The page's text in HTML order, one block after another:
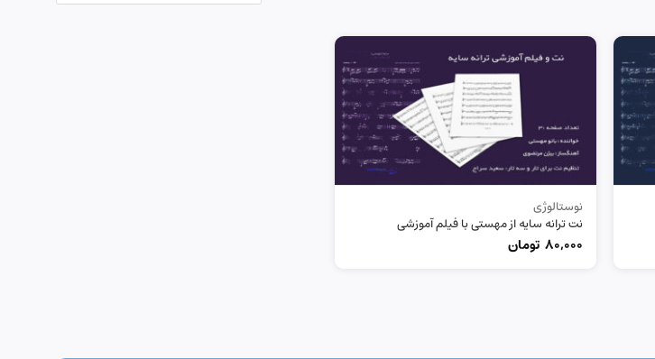
نوستالوژی
نت ترانه سایه از مهستی با فیلم آموزشی
80,000 تومان